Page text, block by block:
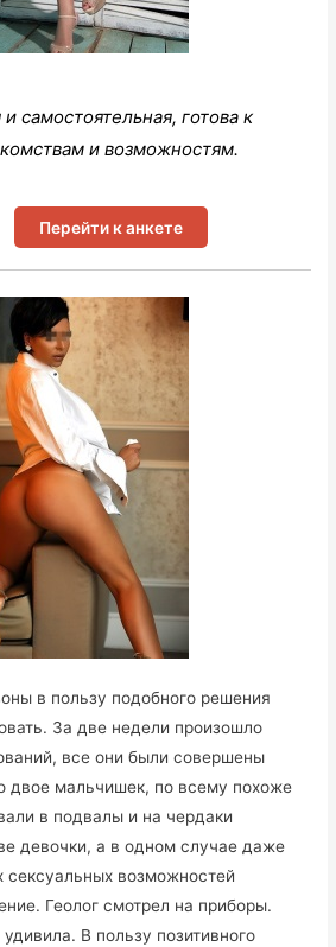
самостоятельная, готова к
и возможностям.
Перейти к анкете
в пользу подобного решения
За две недели произошло
все они были совершены
двое мальчишек, по всему похоже
в подвалы и на чердаки
девочки, а в одном случае даже
сексуальных возможностей
Геолог смотрел на приборы.
В пользу позитивного